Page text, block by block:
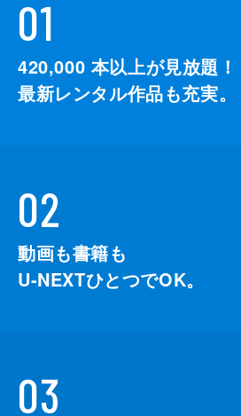
01
420,000 本以上が見放題！
最新レンタル作品も充実。
02
動画も書籍も
U-NEXTひとつでOK。
03